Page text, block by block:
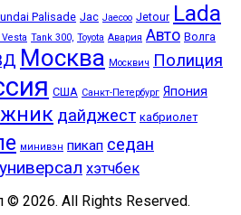
Palisade Jac Jaecoo Jetour Lada
Tank 300, Toyota Авария Авто Волга
Москва Москвич Полиция
США Санкт-Петербург Япония
дайджест кабриолет
минивэн пикап седан
универсал хэтчбек
2026. All Rights Reserved.